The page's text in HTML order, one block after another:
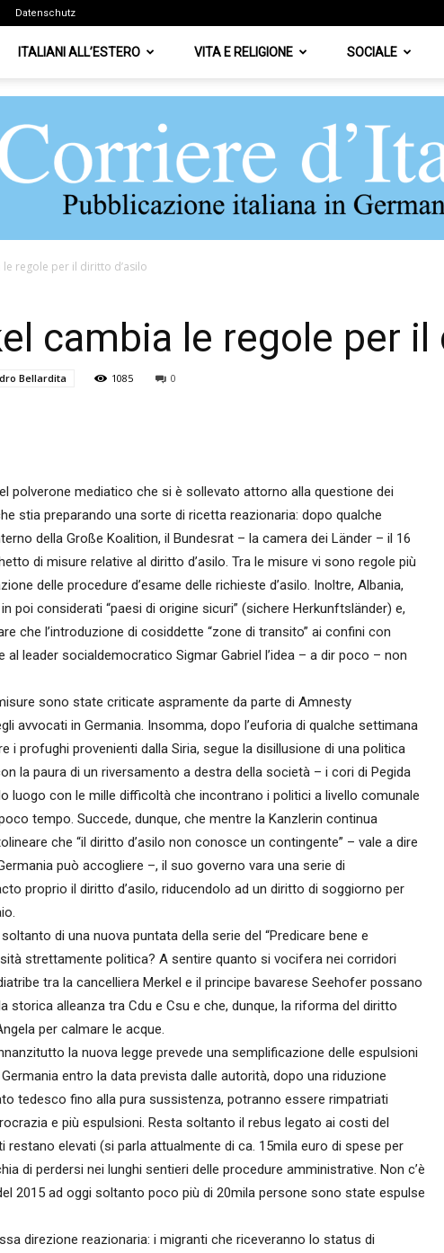
Datenschutz
ITALIANI ALL’ESTERO VITA E RELIGIONE SOCIALE
regole per il diritto d’asilo
cambia le regole per il
Bellardita 1085 0
polverone mediatico che si è sollevato attorno alla questione dei
stia preparando una sorte di ricetta reazionaria: dopo qualche
della Große Koalition, il Bundesrat – la camera dei Länder – il 16
di misure relative al diritto d’asilo. Tra le misure vi sono regole più
delle procedure d’esame delle richieste d’asilo. Inoltre, Albania,
poi considerati “paesi di origine sicuri” (sichere Herkunftsländer) e,
che l’introduzione di cosiddette “zone di transito” ai confini con
al leader socialdemocratico Sigmar Gabriel l’idea – a dir poco – non
sono state criticate aspramente da parte di Amnesty
avvocati in Germania. Insomma, dopo l’euforia di qualche settimana
i profughi provenienti dalla Siria, segue la disillusione di una politica
la paura di un riversamento a destra della società – i cori di Pegida
luogo con le mille difficoltà che incontrano i politici a livello comunale
tempo. Succede, dunque, che mentre la Kanzlerin continua
che “il diritto d’asilo non conosce un contingente” – vale a dire
può accogliere –, il suo governo vara una serie di
proprio il diritto d’asilo, riducendolo ad un diritto di soggiorno per
di una nuova puntata della serie del “Predicare bene e
strettamente politica? A sentire quanto si vocifera nei corridori
tra la cancelliera Merkel e il principe bavarese Seehofer possano
storica alleanza tra Cdu e Csu e che, dunque, la riforma del diritto
per calmare le acque.
la nuova legge prevede una semplificazione delle espulsioni
entro la data prevista dalle autorità, dopo una riduzione
tedesco fino alla pura sussistenza, potranno essere rimpatriati
e più espulsioni. Resta soltanto il rebus legato ai costi del
elevati (si parla attualmente di ca. 15mila euro di spese per
di perdersi nei lunghi sentieri delle procedure amministrative. Non c’è
2015 ad oggi soltanto poco più di 20mila persone sono state espulse
direzione reazionaria: i migranti che riceveranno lo status di